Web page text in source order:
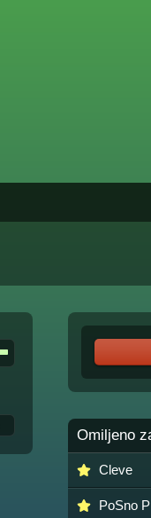
Omiljeno
Cleve
PoSno